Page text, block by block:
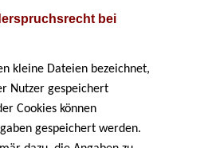
bei
kleine Dateien bezeichnet,
Nutzer gespeichert
Cookies können
gespeichert werden.